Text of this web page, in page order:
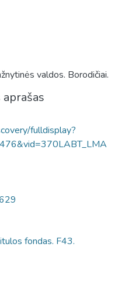
valdos. Borodičiai.
fulldisplay?
fondas. F43.